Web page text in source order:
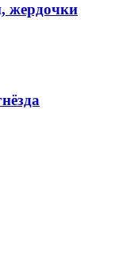
жердочки